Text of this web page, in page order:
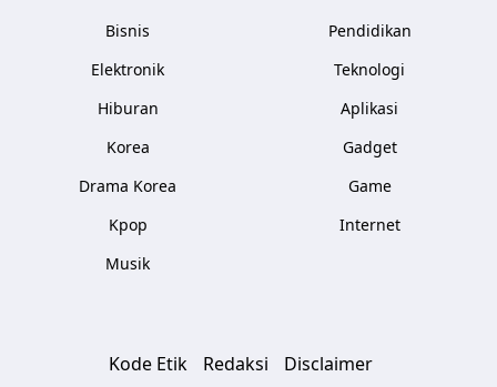
Bisnis
Elektronik
Hiburan
Korea
Drama Korea
Kpop
Musik
Pendidikan
Teknologi
Aplikasi
Gadget
Game
Internet
Kode Etik Redaksi Disclaimer